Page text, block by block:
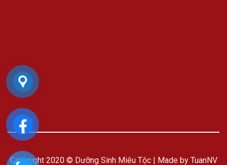
Copyright 2020 © Dưỡng Sinh Miêu Tộc | Made by TuanNV